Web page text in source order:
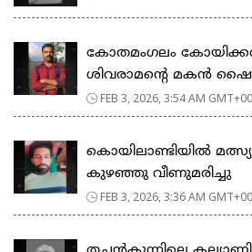
കോതമംഗലം
ശിവരാമൻ്റെ മകൻ
FEB 3, 2026, 3:54 AM
കൊയിലാണ്ടിയില്‍
കുഴഞ്ഞു വീണുമരിച്ചു
FEB 3, 2026, 3:36 AM